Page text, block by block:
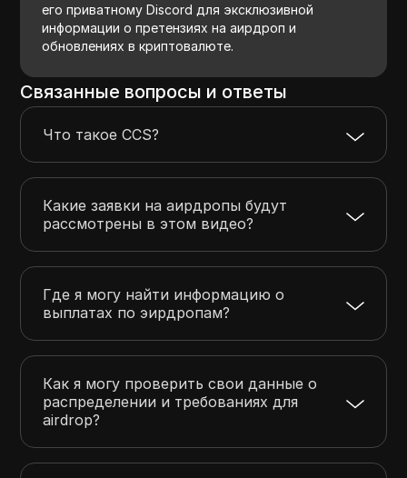
его приватному Discord для эксклюзивной
информации о претензиях на аирдроп и
обновлениях в криптовалюте.
Связанные вопросы и ответы
Что такое CCS?
Какие заявки на аирдропы будут
рассмотрены в этом видео?
Где я могу найти информацию о
выплатах по эирдропам?
Как я могу проверить свои данные о
распределении и требованиях для
airdrop?